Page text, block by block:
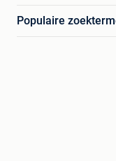
Populaire